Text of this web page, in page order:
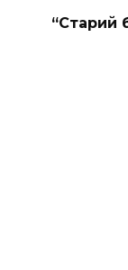
“Старий